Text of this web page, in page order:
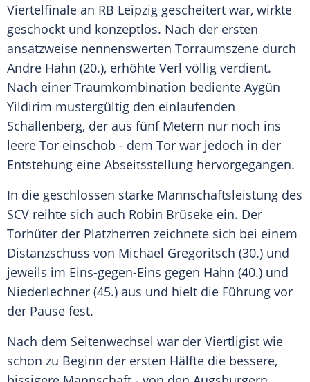
Viertelfinale an RB Leipzig gescheitert war, wirkte
geschockt und konzeptlos. Nach der ersten
ansatzweise nennenswerten Torraumszene durch
Andre Hahn (20.), erhöhte Verl völlig verdient.
Nach einer Traumkombination bediente Aygün
Yildirim mustergültig den einlaufenden
Schallenberg, der aus fünf Metern nur noch ins
leere Tor einschob - dem Tor war jedoch in der
Entstehung eine Abseitsstellung hervorgegangen.
In die geschlossen starke Mannschaftsleistung des
SCV reihte sich auch Robin Brüseke ein. Der
Torhüter der Platzherren zeichnete sich bei einem
Distanzschuss von Michael Gregoritsch (30.) und
jeweils im Eins-gegen-Eins gegen Hahn (40.) und
Niederlechner (45.) aus und hielt die Führung vor
der Pause fest.
Nach dem Seitenwechsel war der Viertligist wie
schon zu Beginn der ersten Hälfte die bessere,